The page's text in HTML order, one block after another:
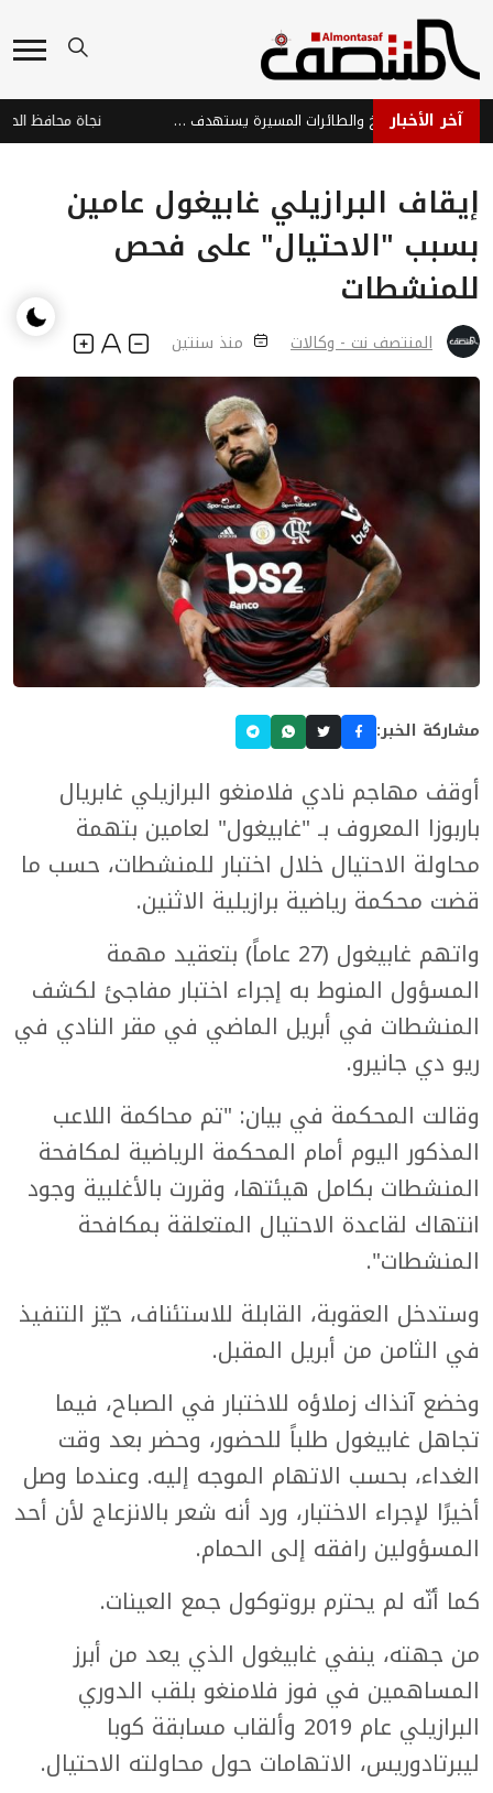
آخر الأخبار هجوم حوثي بالصواريخ والطائرات المسيرة يستهدف ميناء المخا والساحل الغربي
إيقاف البرازيلي غابيغول عامين
بسبب "الاحتيال" على فحص
للمنشطات
المنتصف نت - وكالات منذ سنتين
مشاركة الخبر:
أوقف مهاجم نادي فلامنغو البرازيلي غابريال
باربوزا المعروف بـ "غابيغول" لعامين بتهمة
محاولة الاحتيال خلال اختبار للمنشطات، حسب ما
قضت محكمة رياضية برازيلية الاثنين.
واتهم غابيغول (27 عاماً) بتعقيد مهمة
المسؤول المنوط به إجراء اختبار مفاجئ لكشف
المنشطات في أبريل الماضي في مقر النادي في
ريو دي جانيرو.
وقالت المحكمة في بيان: "تم محاكمة اللاعب
المذكور اليوم أمام المحكمة الرياضية لمكافحة
المنشطات بكامل هيئتها، وقررت بالأغلبية وجود
انتهاك لقاعدة الاحتيال المتعلقة بمكافحة
المنشطات".
وستدخل العقوبة، القابلة للاستئناف، حيّز التنفيذ
في الثامن من أبريل المقبل.
وخضع آنذاك زملاؤه للاختبار في الصباح، فيما
تجاهل غابيغول طلباً للحضور، وحضر بعد وقت
الغداء، بحسب الاتهام الموجه إليه. وعندما وصل
أخيرًا لإجراء الاختبار، ورد أنه شعر بالانزعاج لأن أحد
المسؤولين رافقه إلى الحمام.
كما أنّه لم يحترم بروتوكول جمع العينات.
من جهته، ينفي غابيغول الذي يعد من أبرز
المساهمين في فوز فلامنغو بلقب الدوري
البرازيلي عام 2019 وألقاب مسابقة كوبا
ليبرتادوريس، الاتهامات حول محاولته الاحتيال.